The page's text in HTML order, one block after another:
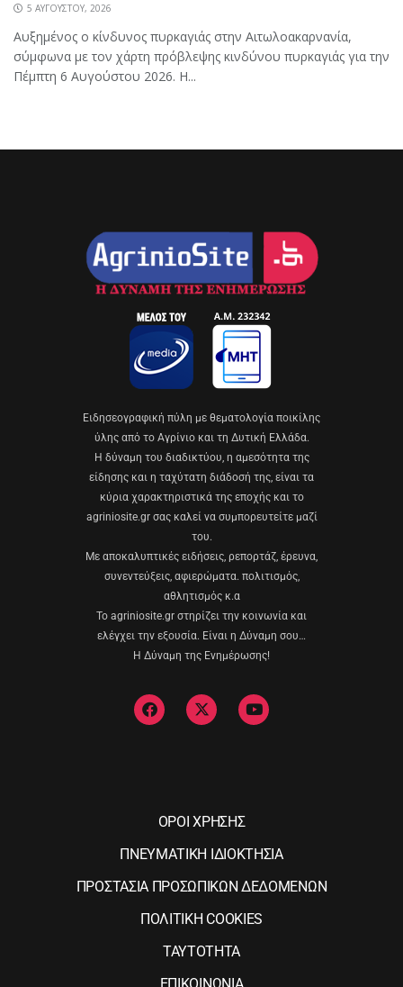
5 ΑΥΓΟΎΣΤΟΥ, 2026
Αυξημένος ο κίνδυνος πυρκαγιάς στην Αιτωλοακαρνανία,
σύμφωνα με τον χάρτη πρόβλεψης κινδύνου πυρκαγιάς για την
Πέμπτη 6 Αυγούστου 2026. Η...
Eιδησεογραφική πύλη με θεματολογία ποικίλης
ύλης από το Αγρίνιο και τη Δυτική Ελλάδα.
Η δύναμη του διαδικτύου, η αμεσότητα της
είδησης και η ταχύτατη διάδοσή της, είναι τα
κύρια χαρακτηριστικά της εποχής και το
agriniosite.gr σας καλεί να συμπορευτείτε μαζί
του.
Με αποκαλυπτικές ειδήσεις, ρεπορτάζ, έρευνα,
συνεντεύξεις, αφιερώματα. πολιτισμός,
αθλητισμός κ.α
Το agriniosite.gr στηρίζει την κοινωνία και
ελέγχει την εξουσία. Είναι η Δύναμη σου…
Η Δύναμη της Ενημέρωσης!
ΟΡΟΙ ΧΡΗΣΗΣ
ΠΝΕΥΜΑΤΙΚΗ ΙΔΙΟΚΤΗΣΙΑ
ΠΡΟΣΤΑΣΙΑ ΠΡΟΣΩΠΙΚΩΝ ΔΕΔΟΜΕΝΩΝ
ΠΟΛΙΤΙΚΗ COOKIES
ΤΑΥΤΟΤΗΤΑ
ΕΠΙΚΟΙΝΩΝΙΑ